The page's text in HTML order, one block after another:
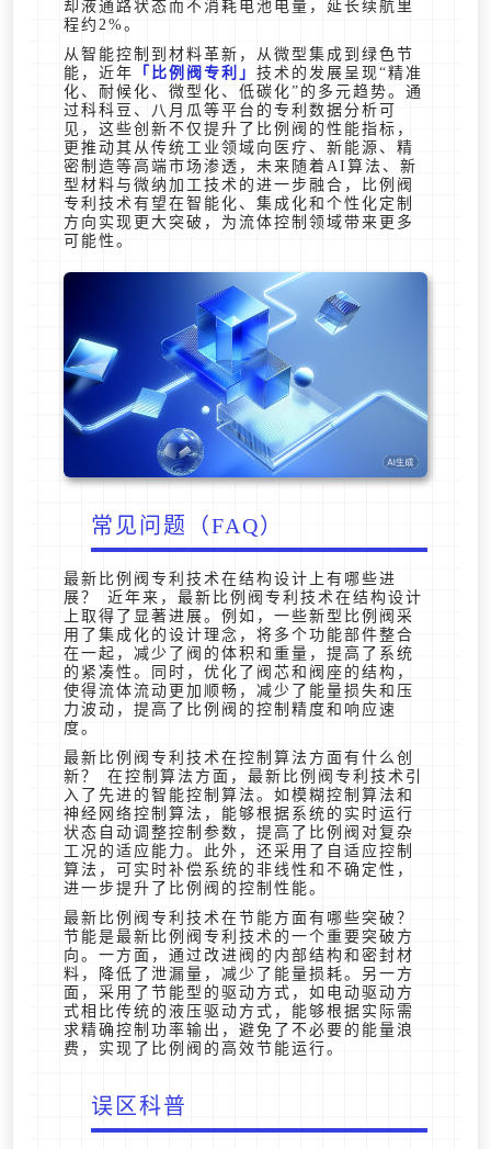
却液通路状态而不消耗电池电量，延长续航里
程约2%。
从智能控制到材料革新，从微型集成到绿色节
能，近年
比例阀专利
技术的发展呈现“精准
化、耐候化、微型化、低碳化”的多元趋势。通
过科科豆、八月瓜等平台的专利数据分析可
见，这些创新不仅提升了比例阀的性能指标，
更推动其从传统工业领域向医疗、新能源、精
密制造等高端市场渗透，未来随着AI算法、新
型材料与微纳加工技术的进一步融合，比例阀
专利技术有望在智能化、集成化和个性化定制
方向实现更大突破，为流体控制领域带来更多
可能性。
常见问题（FAQ）
最新比例阀专利技术在结构设计上有哪些进
展？ 近年来，最新比例阀专利技术在结构设计
上取得了显著进展。例如，一些新型比例阀采
用了集成化的设计理念，将多个功能部件整合
在一起，减少了阀的体积和重量，提高了系统
的紧凑性。同时，优化了阀芯和阀座的结构，
使得流体流动更加顺畅，减少了能量损失和压
力波动，提高了比例阀的控制精度和响应速
度。
最新比例阀专利技术在控制算法方面有什么创
新？ 在控制算法方面，最新比例阀专利技术引
入了先进的智能控制算法。如模糊控制算法和
神经网络控制算法，能够根据系统的实时运行
状态自动调整控制参数，提高了比例阀对复杂
工况的适应能力。此外，还采用了自适应控制
算法，可实时补偿系统的非线性和不确定性，
进一步提升了比例阀的控制性能。
最新比例阀专利技术在节能方面有哪些突破？
节能是最新比例阀专利技术的一个重要突破方
向。一方面，通过改进阀的内部结构和密封材
料，降低了泄漏量，减少了能量损耗。另一方
面，采用了节能型的驱动方式，如电动驱动方
式相比传统的液压驱动方式，能够根据实际需
求精确控制功率输出，避免了不必要的能量浪
费，实现了比例阀的高效节能运行。
误区科普